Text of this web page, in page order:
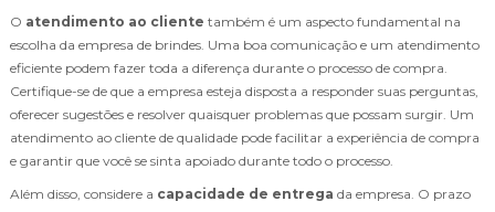
O atendimento ao cliente também é um aspecto fundamental na
escolha da empresa de brindes. Uma boa comunicação e um atendimento
eficiente podem fazer toda a diferença durante o processo de compra.
Certifique-se de que a empresa esteja disposta a responder suas perguntas,
oferecer sugestões e resolver quaisquer problemas que possam surgir. Um
atendimento ao cliente de qualidade pode facilitar a experiência de compra
e garantir que você se sinta apoiado durante todo o processo.
Além disso, considere a capacidade de entrega da empresa. O prazo